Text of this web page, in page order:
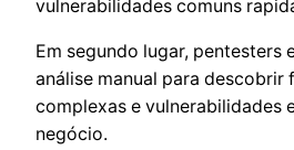
vulnerabilidades comuns
Em segundo lugar, pentesters
análise manual para descobrir
complexas e vulnerabilidades
negócio.